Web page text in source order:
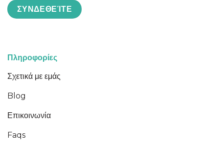
Πληροφορίες
Σχετικά με εμάς
Blog
Επικοινωνία
Faqs